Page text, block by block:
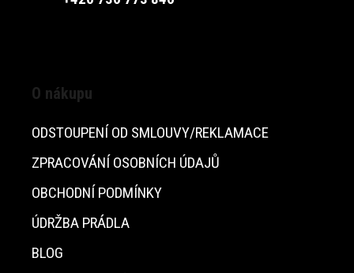
O nákupu
ODSTOUPENÍ OD SMLOUVY/REKLAMACE
ZPRACOVÁNÍ OSOBNÍCH ÚDAJŮ
OBCHODNÍ PODMÍNKY
ÚDRŽBA PRÁDLA
BLOG